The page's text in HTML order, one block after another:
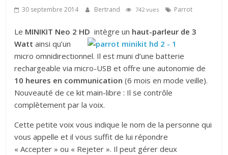
30 septembre 2014 Bertrand 742 vues Parrot
Le MINIKIT Neo 2 HD intègre un haut-parleur de 3
Watt ainsi qu’un
micro omnidirectionnel. Il est muni d’une batterie
rechargeable via micro-USB et offre une autonomie de
10 heures en communication (6 mois en mode veille).
Nouveauté de ce kit main-libre : Il se contrôle
complètement par la voix.
Cette petite voix vous indique le nom de la personne qui
vous appelle et il vous suffit de lui répondre
« Accepter » ou « Rejeter ». Il peut gérer deux